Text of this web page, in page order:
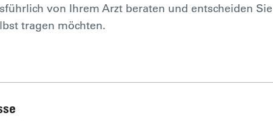
von Ihrem Arzt beraten und entscheiden
tragen möchten.